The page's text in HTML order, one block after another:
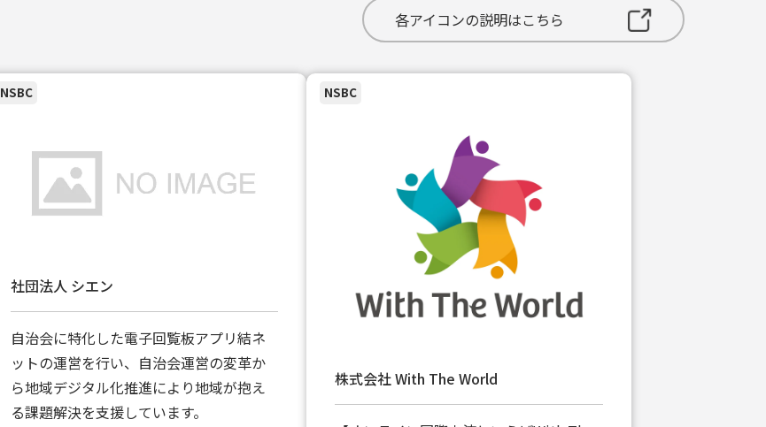
各アイコンの説明はこちら
NSBC
社団法人 シエン
自治会に特化した電子回覧板アプリ結ネ
ットの運営を行い、自治会運営の変革か
ら地域デジタル化推進により地域が抱え
る課題解決を支援しています。
NSBC
株式会社 With The World